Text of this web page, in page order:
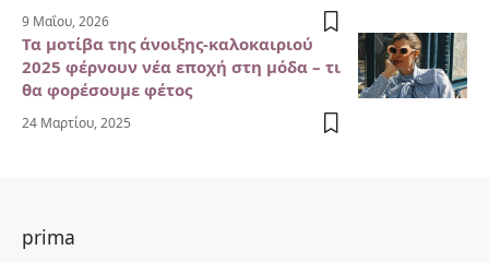
9 Μαΐου, 2026
Τα μοτίβα της άνοιξης-καλοκαιριού
2025 φέρνουν νέα εποχή στη μόδα – τι
θα φορέσουμε φέτος
24 Μαρτίου, 2025
prima